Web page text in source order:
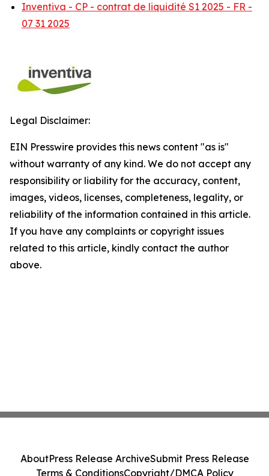
Inventiva - CP - contrat de liquidité S1 2025 - FR -
07 31 2025
Legal Disclaimer:
EIN Presswire provides this news content "as is"
without warranty of any kind. We do not accept any
responsibility or liability for the accuracy, content,
images, videos, licenses, completeness, legality, or
reliability of the information contained in this article.
If you have any complaints or copyright issues
related to this article, kindly contact the author
above.
AboutPress Release ArchiveSubmit Press Release
Terms & ConditionsCopyright/DMCA Policy